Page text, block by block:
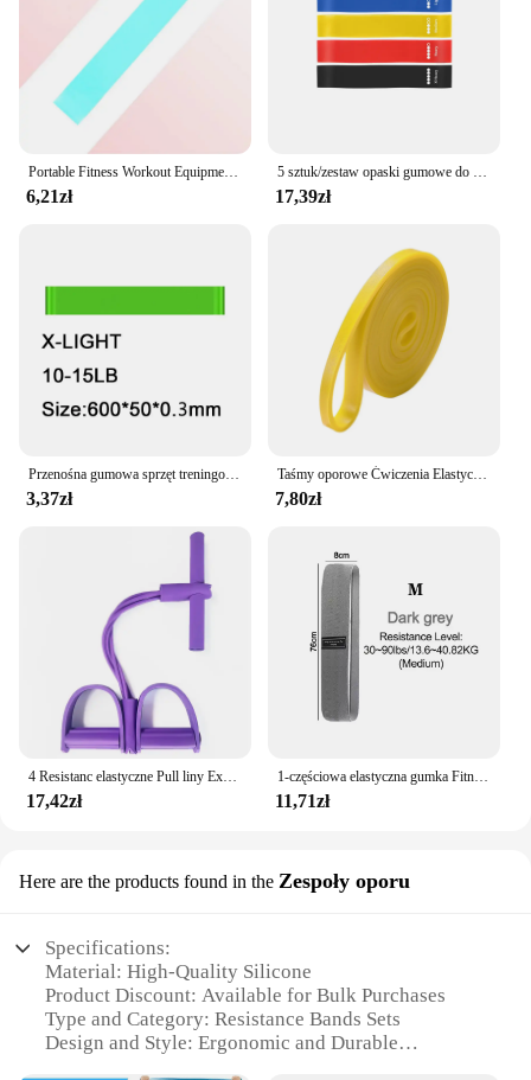
Portable Fitness Workout Equipment Rubber Resistance Bands Gym Yoga Elastic Gum Strength Pilates Crossfit Women Weight Sports
6,21zł
5 sztuk/zestaw opaski gumowe do jogi kulturystyka opaski elastyczne Pilates siłownia opaski treningowe pas ekspanderowy sprzęt do ćwiczeń różowy
17,39zł
Przenośna gumowa sprzęt treningowy Fitness taśmy oporowe siłownia do jogi elastyczna guma Pilates Crossfit dla kobiet
3,37zł
Taśmy oporowe Ćwiczenia Elastyczny trening Gumowa pętla Siła Gumka Siła Sprzęt do ćwiczeń Ekspander treningowy Unisex
7,80zł
4 Resistanc elastyczne Pull liny Exerciser Rower odporność na brzuch zespół domowa siłownia Sport szkolenia opaski elastyczne dla sprzęt do ćwiczeń
17,42zł
1-częściowa elastyczna gumka Fitness Joga Opaska oporowa Kombinezon Hip Expander Sport Siłownia Sprzęt fitness Panie Trening domowy
11,71zł
Here are the products found in the Zespoły oporu
Specifications:
Material: High-Quality Silicone
Product Discount: Available for Bulk Purchases
Type and Category: Resistance Bands Sets
Design and Style: Ergonomic and Durable